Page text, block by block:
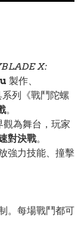
X:
製作、
列《戰鬥陀螺
。
為舞台，玩家
對決戰。
強力技能、撞擊
。每場戰鬥都可